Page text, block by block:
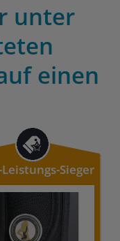
unter
einen
Sieger